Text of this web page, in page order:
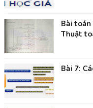
Bài
Thuật
Bài 7: